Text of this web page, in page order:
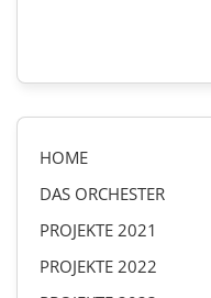
HOME
DAS ORCHESTER
PROJEKTE 2021
PROJEKTE 2022